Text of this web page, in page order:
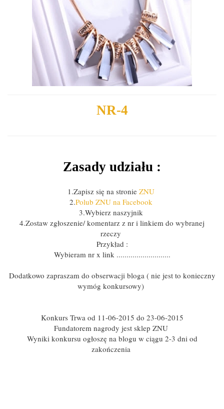
NR-4
Zasady udziału :
1.Zapisz się na stronie ZNU
2.Polub ZNU na Facebook
3.Wybierz naszyjnik
4.Zostaw zgłoszenie/ komentarz z nr i linkiem do wybranej
rzeczy
Przykład :
Wybieram nr x link ...........................
Dodatkowo zapraszam do obserwacji bloga ( nie jest to konieczny
wymóg konkursowy)
Konkurs Trwa od 11-06-2015 do 23-06-2015
Fundatorem nagrody jest sklep ZNU
Wyniki konkursu ogłoszę na blogu w ciągu 2-3 dni od
zakończenia